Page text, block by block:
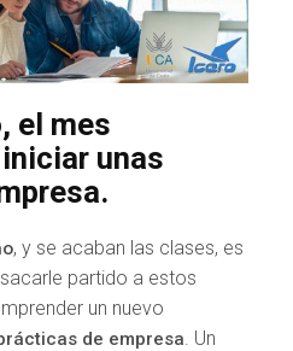
el mes
unas
, y se acaban las clases, es
partido a estos
un nuevo
de empresa . Un